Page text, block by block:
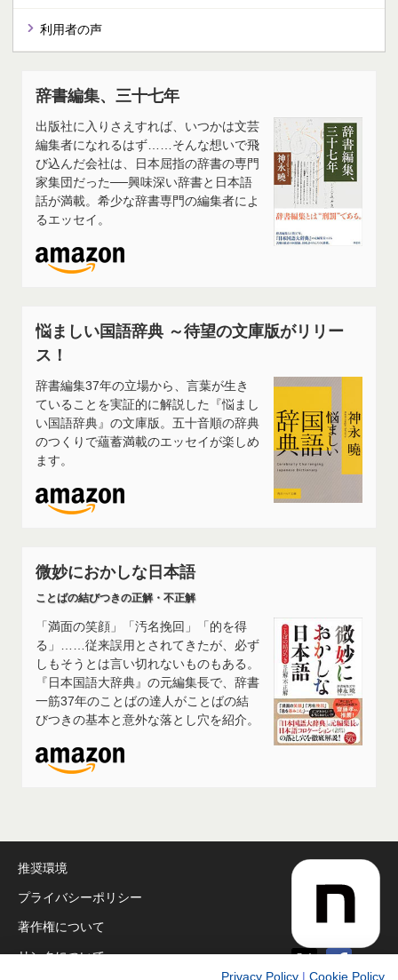
利用者の声
辞書編集、三十七年
出版社に入りさえすれば、いつかは文芸
編集者になれるはず……そんな想いで飛
び込んだ会社は、日本屈指の辞書の専門
家集団だった──興味深い辞書と日本語
話が満載。希少な辞書専門の編集者によ
るエッセイ。
悩ましい国語辞典 ～待望の文庫版がリリー
ス！
辞書編集37年の立場から、言葉が生き
ていることを実証的に解説した『悩まし
い国語辞典』の文庫版。五十音順の辞典
のつくりで蘊蓄満載のエッセイが楽しめ
ます。
微妙におかしな日本語
ことばの結びつきの正解・不正解
「満面の笑顔」「汚名挽回」「的を得
る」……従来誤用とされてきたが、必ず
しもそうとは言い切れないものもある。
『日本国語大辞典』の元編集長で、辞書
一筋37年のことばの達人がことばの結
びつきの基本と意外な落とし穴を紹介。
推奨環境
プライバシーポリシー
著作権について
リンクについて
Privacy Policy Cookie Policy